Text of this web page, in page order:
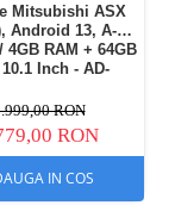
Mitsubishi ASX
Android 13, A-
4GB RAM + 64GB
10.1 Inch - AD-
RON
RON
IN COS